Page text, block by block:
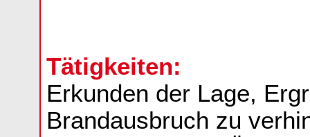
Tätigkeiten:
Erkunden der Lage,
Brandausbruch zu